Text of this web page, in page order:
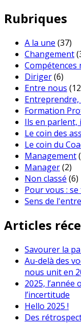
Rubriques
A la une (37)
Changement
Compétences
Diriger(6)
Entre nous
Entreprendre,
Formation
Ils en
Le coin des
Le coin du
Management
Manager(2)
Non classé (6)
Pour vous :
Sens de
Articles
Savourer la
Au-delà des
nous unit en
2025, l’année
l’incertitude
Hello 2025 !
Des